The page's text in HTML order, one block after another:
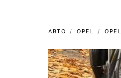
АВТО OPEL